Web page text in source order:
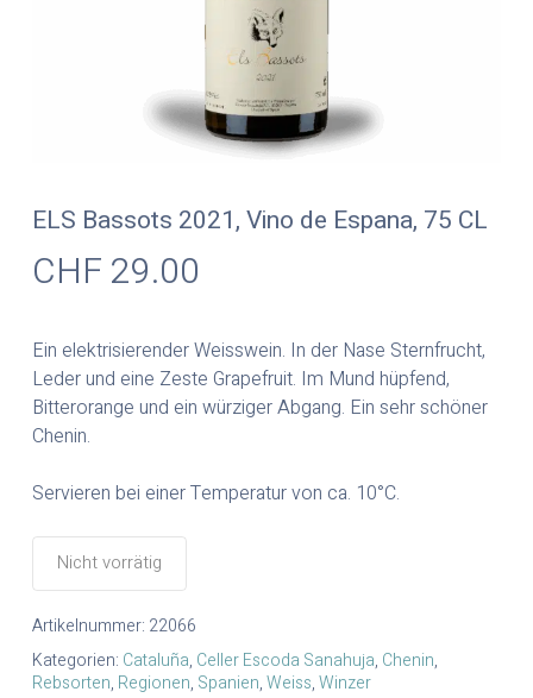
ELS Bassots 2021, Vino de Espana, 75 CL
CHF 29.00
Ein elektrisierender Weisswein. In der Nase Sternfrucht,
Leder und eine Zeste Grapefruit. Im Mund hüpfend,
Bitterorange und ein würziger Abgang. Ein sehr schöner
Chenin.
Servieren bei einer Temperatur von ca. 10°C.
Nicht vorrätig
Artikelnummer: 22066
Kategorien: Cataluña, Celler Escoda Sanahuja, Chenin,
Rebsorten, Regionen, Spanien,Weiss,Winzer